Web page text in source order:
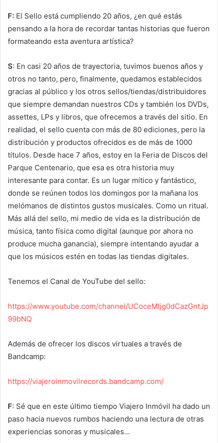
F: El Sello está cumpliendo 20 años, ¿en qué estás
pensando a la hora de recordar tantas historias que fueron
formateando esta aventura artística?
S: En casi 20 años de trayectoria, tuvimos buenos años y
otros no tanto, pero, finalmente, quedamos establecidos
gracias al público y los otros sellos/tiendas/distribuidores
que siempre demandan nuestros CDs y también los DVDs,
assettes, LPs y libros, que ofrecemos a través del sitio. En
realidad, el sello cuenta con más de 80 ediciones, pero la
distribución y productos ofrecidos es de más de 1000
títulos. Desde hace 7 años, estoy en la Feria de Discos del
Parque Centenario, que esa es otra historia muy
interesante para contar. Es un lugar mítico y fantástico,
donde se reúnen todos los domingos por la mañana los
melómanos de distintos gustos musicales. Como un ritual.
Más allá del sello, mi medio de vida es la distribución de
música, tanto física como digital (aunque por ahora no
produce mucha ganancia), siempre intentando ayudar a
que los músicos estén en todas las tiendas digitales.
Tenemos el Canal de YouTube del sello:
https://www.youtube.com/channel/UCoceMIjg0dCazGntJp
99bNQ
Además de ofrecer los discos virtuales a través de
Bandcamp:
https://viajeroinmovilrecords.bandcamp.com/
F: Sé que en este último tiempo Viajero Inmóvil ha dado un
paso hacia nuevos rumbos haciendo una lectura de otras
experiencias sonoras y musicales…